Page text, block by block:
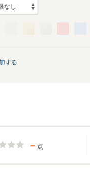
する
－ 点